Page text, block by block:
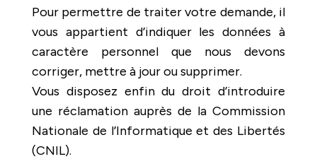
Pour permettre de traiter votre demande, il
vous appartient d’indiquer les données à
caractère personnel que nous devons
corriger, mettre à jour ou supprimer.
Vous disposez enfin du droit d’introduire
une réclamation auprès de la Commission
Nationale de l’Informatique et des Libertés
(CNIL).